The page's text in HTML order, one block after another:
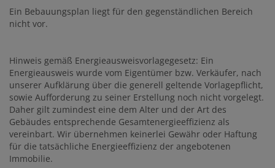
Ein Bebauungsplan liegt für den gegenständlichen Bereich
nicht vor.
Hinweis gemäß Energieausweisvorlagegesetz: Ein
Energieausweis wurde vom Eigentümer bzw. Verkäufer, nach
unserer Aufklärung über die generell geltende Vorlagepflicht,
sowie Aufforderung zu seiner Erstellung noch nicht vorgelegt.
Daher gilt zumindest eine dem Alter und der Art des
Gebäudes entsprechende Gesamtenergieeffizienz als
vereinbart. Wir übernehmen keinerlei Gewähr oder Haftung
für die tatsächliche Energieeffizienz der angebotenen
Immobilie.